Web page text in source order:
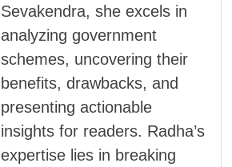
Sevakendra, she excels in
analyzing government
schemes, uncovering their
benefits, drawbacks, and
presenting actionable
insights for readers. Radha’s
expertise lies in breaking